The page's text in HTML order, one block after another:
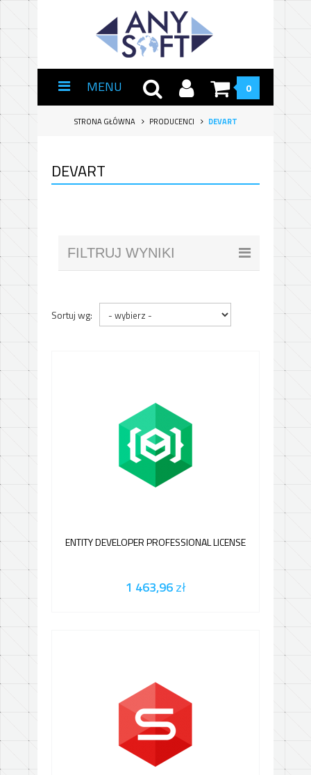
MENU 0
STRONA GŁÓWNA PRODUCENCI DEVART
DEVART
FILTRUJ WYNIKI
Sortuj wg:
ENTITY DEVELOPER PROFESSIONAL LICENSE
1 463,96zł